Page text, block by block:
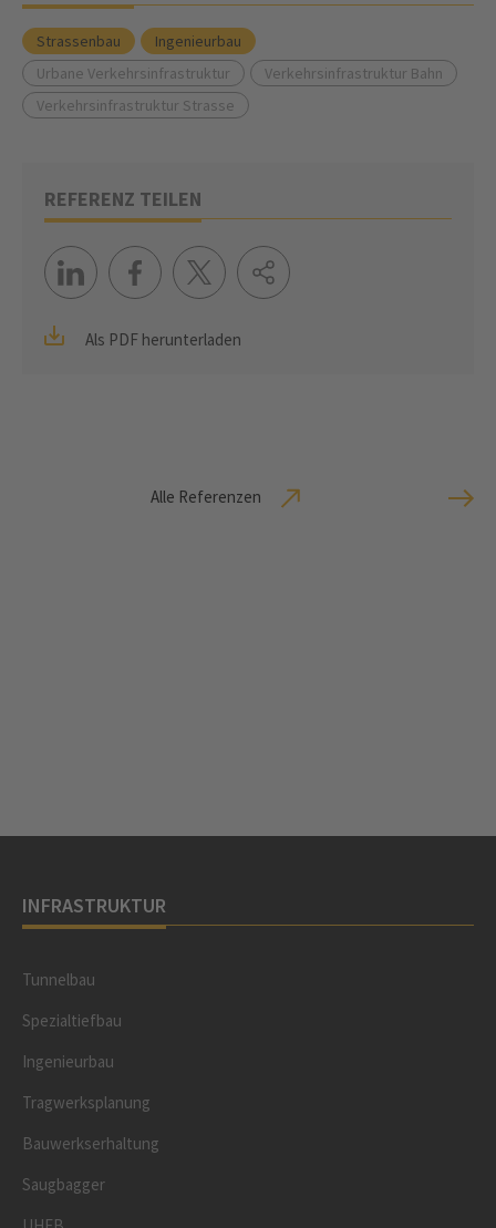
Strassenbau
Ingenieurbau
Urbane Verkehrsinfrastruktur
Verkehrsinfrastruktur Bahn
Verkehrsinfrastruktur Strasse
REFERENZ TEILEN
Als PDF herunterladen
Alle Referenzen
INFRASTRUKTUR
Tunnelbau
Spezialtiefbau
Ingenieurbau
Tragwerksplanung
Bauwerkserhaltung
Saugbagger